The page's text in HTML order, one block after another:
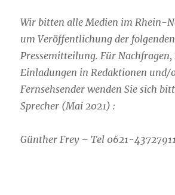
Wir bitten alle Medien im Rhein-
um Veröffentlichung der folgenden
Pressemitteilung. Für
Einladungen in Redaktionen und/
Fernsehsender wenden Sie sich
Sprecher (Mai 2021) :
Günther Frey – Tel 0621-43727911